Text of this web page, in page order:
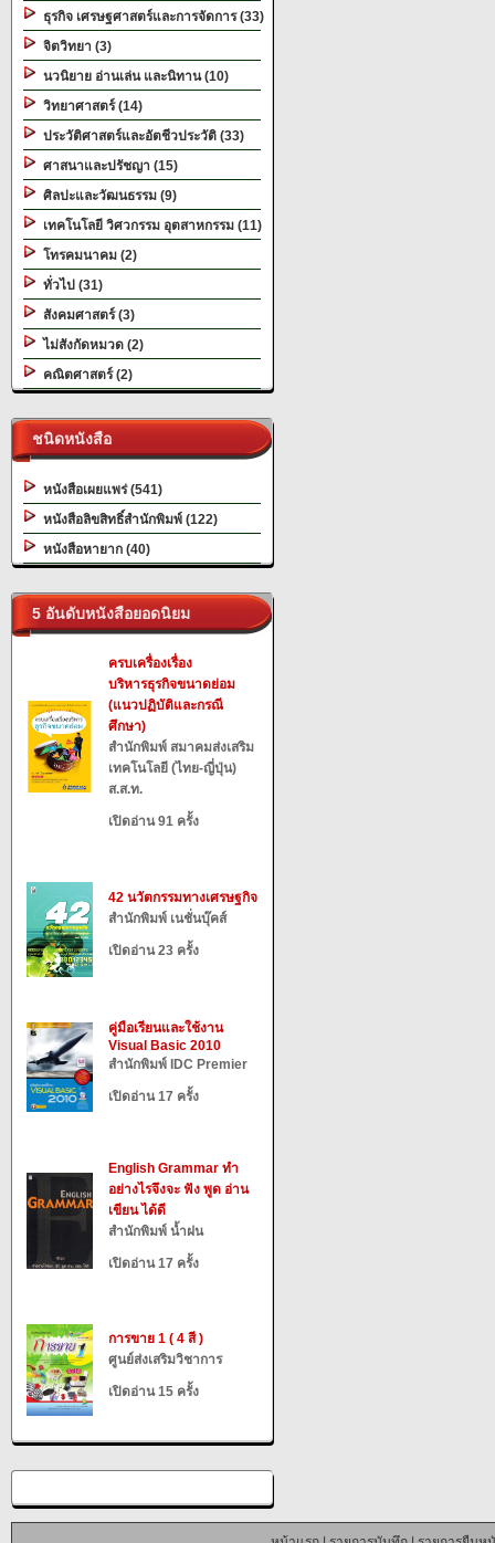
ธุรกิจ เศรษฐศาสตร์และการจัดการ (33)
จิตวิทยา (3)
นวนิยาย อ่านเล่น และนิทาน (10)
วิทยาศาสตร์ (14)
ประวัติศาสตร์และอัตชีวประวัติ (33)
ศาสนาและปรัชญา (15)
ศิลปะและวัฒนธรรม (9)
เทคโนโลยี วิศวกรรม อุตสาหกรรม (11)
โทรคมนาคม (2)
ทั่วไป (31)
สังคมศาสตร์ (3)
ไม่สังกัดหมวด (2)
คณิตศาสตร์ (2)
ชนิดหนังสือ
หนังสือเผยแพร่ (541)
หนังสือลิขสิทธิ์สำนักพิมพ์ (122)
หนังสือหายาก (40)
5 อันดับหนังสือยอดนิยม
ครบเครื่องเรื่อง
บริหารธุรกิจขนาดย่อม
(แนวปฏิบัติและกรณี
ศึกษา)
สำนักพิมพ์ สมาคมส่งเสริม
เทคโนโลยี (ไทย-ญี่ปุ่น)
ส.ส.ท.
เปิดอ่าน 91 ครั้ง
42 นวัตกรรมทางเศรษฐกิจ
สำนักพิมพ์ เนชั่นบุ๊คส์
เปิดอ่าน 23 ครั้ง
คู่มือเรียนและใช้งาน
Visual Basic 2010
สำนักพิมพ์ IDC Premier
เปิดอ่าน 17 ครั้ง
English Grammar ทำ
อย่างไรจึงจะ ฟัง พูด อ่าน
เขียน ได้ดี
สำนักพิมพ์ น้ำฝน
เปิดอ่าน 17 ครั้ง
การขาย 1 ( 4 สี )
ศูนย์ส่งเสริมวิชาการ
เปิดอ่าน 15 ครั้ง